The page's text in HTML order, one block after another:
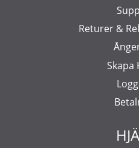
Returer &
Skapa